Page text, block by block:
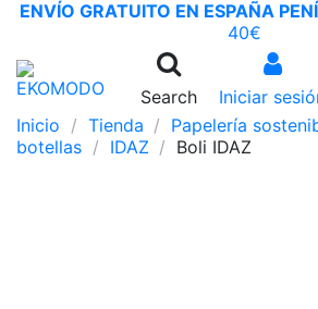
ENVÍO GRATUITO EN ESPAÑA
40€
Search Iniciar
Inicio
Tienda
Papelería
botellas
IDAZ Boli IDAZ